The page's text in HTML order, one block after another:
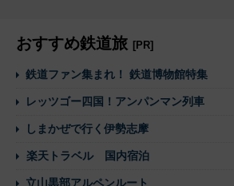
おすすめ鉄道旅 [PR]
鉄道ファン集まれ！ 鉄道博物館特集
レッツゴー四国！アンパンマン列車
しまかぜで行く伊勢志摩
楽天トラベル 国内宿泊
立山黒部アルペンルート